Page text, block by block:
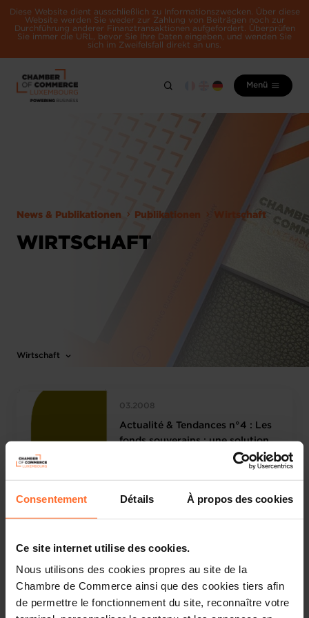
Consentement Détails À propos des cookies
Ce site internet utilise des cookies.
Nous utilisons des cookies propres au site de la
Chambre de Commerce ainsi que des cookies tiers afin
de permettre le fonctionnement du site, reconnaître votre
Diese Website dient ausschließlich zu Informationszwecken. Über diese
Website werden Sie weder zur Zahlung von Beiträgen noch zur
Durchführung anderer Finanztransaktionen aufgefordert. Überprüfen
Sie immer die URL, bevor Sie Ihre Daten eingeben, und wenden Sie
sich im Zweifelsfall direkt an uns.
Menü
News & Publikationen Publikationen Wirtschaft
WIRTSCHAFT
Wirtschaft
03.2008
Actualité & Tendances n°4 : Les
fonds souverains : une solution
d’avenir pour le Luxembourg ?
09.2007
Actualité & Tendances n°3 :
nationalité : un atout pour
l’économie luxembourgeoise?